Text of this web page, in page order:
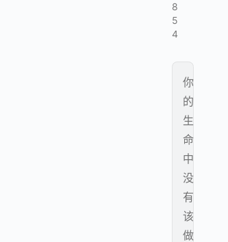
8
5
4
你
的
生
命
中
没
有
该
做